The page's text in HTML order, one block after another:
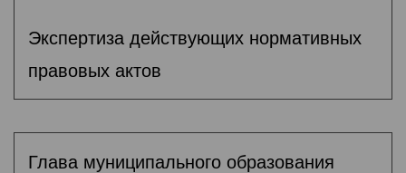
Экспертиза действующих нормативных
правовых актов
Глава муниципального образования